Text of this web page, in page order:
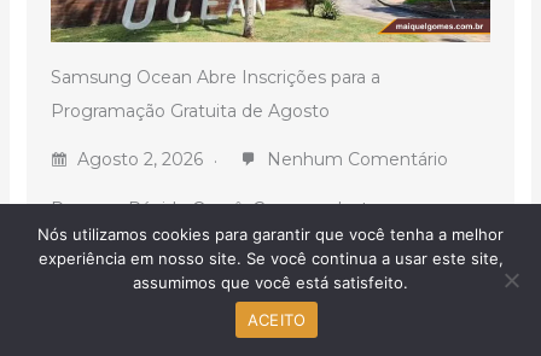
Samsung Ocean Abre Inscrições para a
Programação Gratuita de Agosto
Agosto 2, 2026 Nenhum Comentário
Resumo Rápido O quê: Cursos, palestras e
workshops gratuitos com certificado de
participação. Áreas: Inteligência...
Nós utilizamos cookies para garantir que você tenha a melhor
experiência em nosso site. Se você continua a usar este site,
assumimos que você está satisfeito.
ACEITO